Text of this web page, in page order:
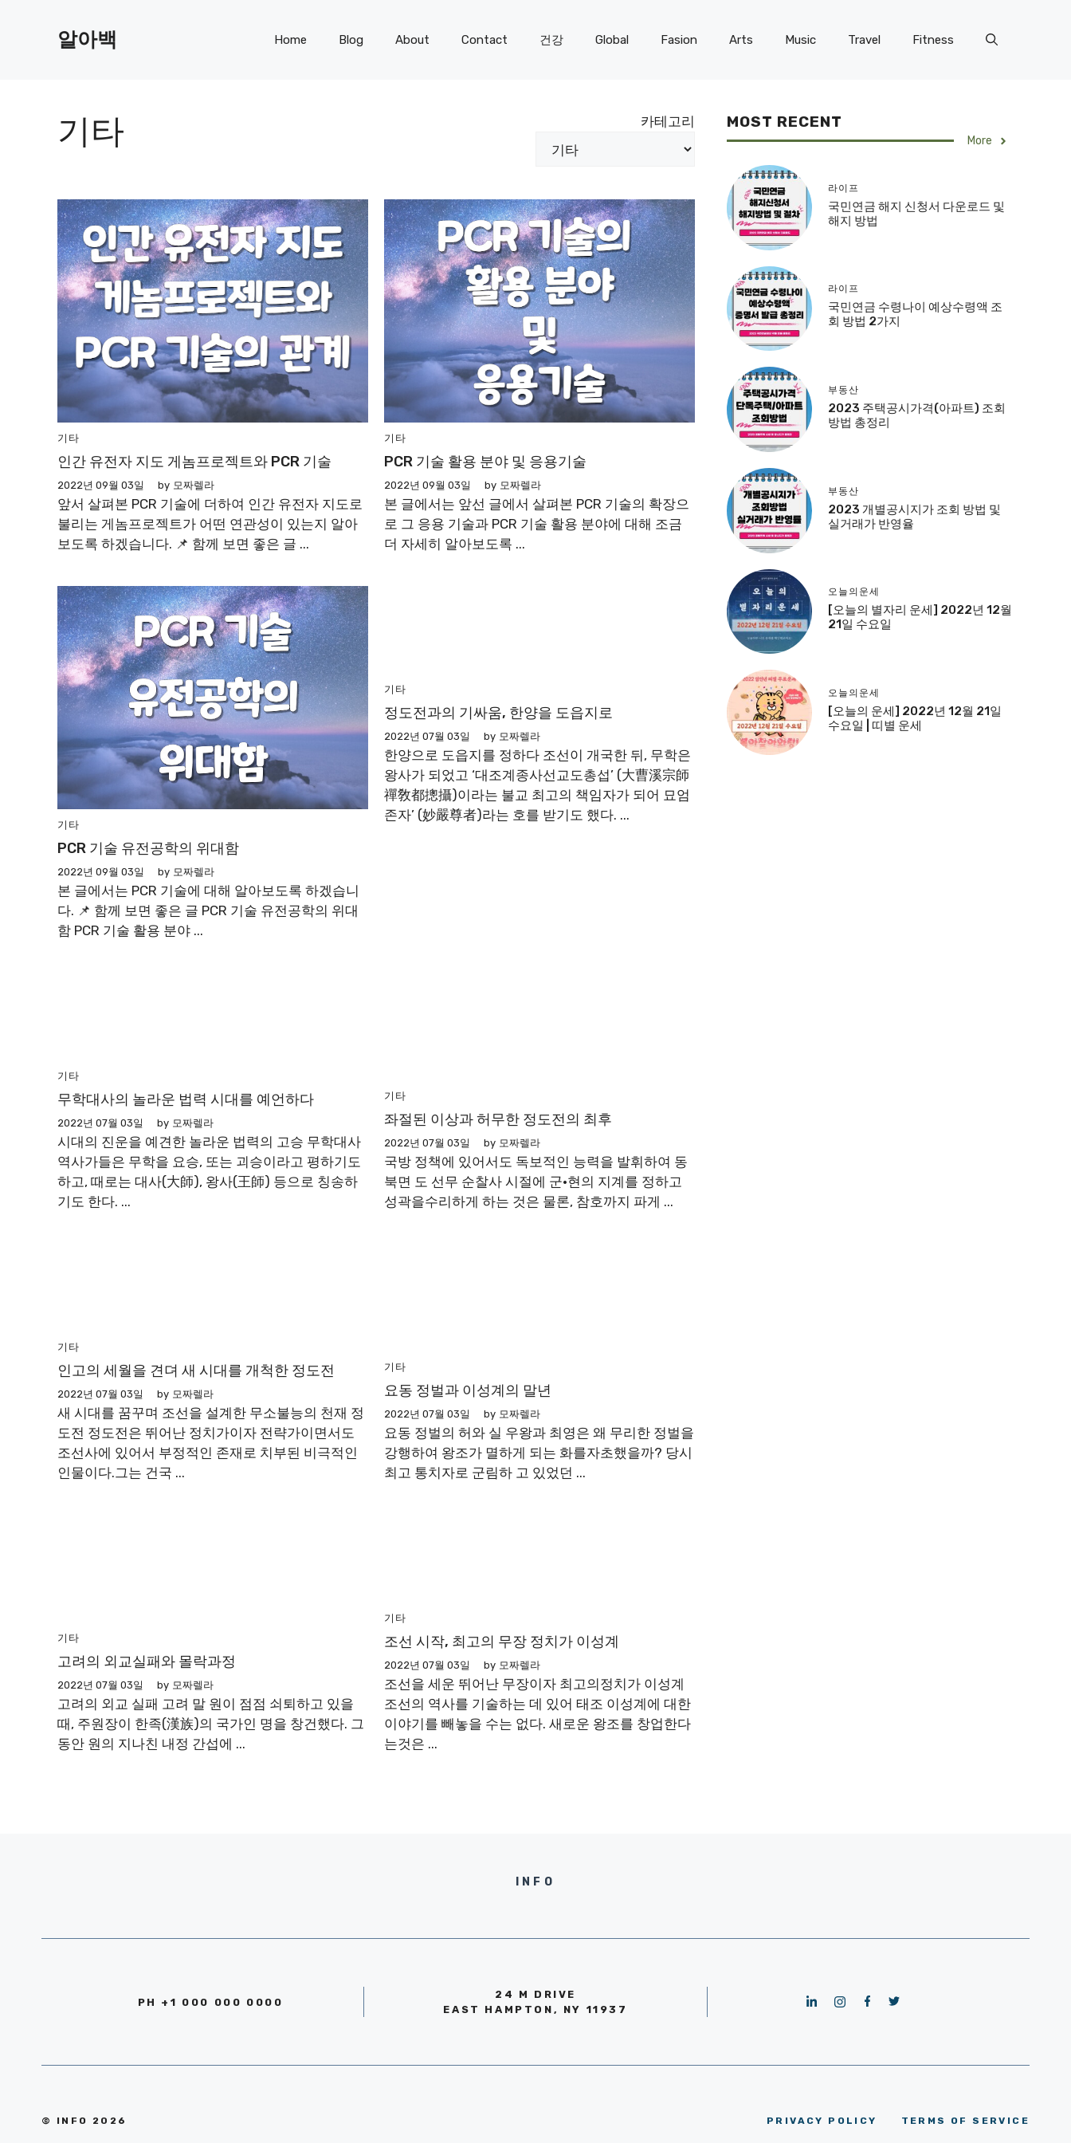
알아백 Home Blog About Contact 건강 Global Fasion Arts Music Travel Fitness
기타 카테고리
기타
인간 유전자 지도 게놈프로젝트와 PCR 기술
2022년 09월 03일 by 모짜렐라
앞서 살펴본 PCR 기술에 더하여 인간 유전자 지도로
불리는 게놈프로젝트가 어떤 연관성이 있는지 알아
보도록 하겠습니다. 📌 함께 보면 좋은 글 ...
기타
PCR 기술 활용 분야 및 응용기술
2022년 09월 03일 by 모짜렐라
본 글에서는 앞선 글에서 살펴본 PCR 기술의 확장으
로 그 응용 기술과 PCR 기술 활용 분야에 대해 조금
더 자세히 알아보도록 ...
기타
PCR 기술 유전공학의 위대함
2022년 09월 03일 by 모짜렐라
본 글에서는 PCR 기술에 대해 알아보도록 하겠습니
다. 📌 함께 보면 좋은 글 PCR 기술 유전공학의 위대
함 PCR 기술 활용 분야 ...
기타
정도전과의 기싸움, 한양을 도읍지로
2022년 07월 03일 by 모짜렐라
한양으로 도읍지를 정하다 조선이 개국한 뒤, 무학은
왕사가 되었고 ‘대조계종사선교도총섭’ (大曹溪宗師
禪敎都摠攝)이라는 불교 최고의 책임자가 되어 묘엄
존자’ (妙嚴尊者)라는 호를 받기도 했다. ...
기타
무학대사의 놀라운 법력 시대를 예언하다
2022년 07월 03일 by 모짜렐라
시대의 진운을 예견한 놀라운 법력의 고승 무학대사
역사가들은 무학을 요승, 또는 괴승이라고 평하기도
하고, 때로는 대사(大師), 왕사(王師) 등으로 칭송하
기도 한다. ...
기타
좌절된 이상과 허무한 정도전의 최후
2022년 07월 03일 by 모짜렐라
국방 정책에 있어서도 독보적인 능력을 발휘하여 동
북면 도 선무 순찰사 시절에 군·현의 지계를 정하고
성곽을수리하게 하는 것은 물론, 참호까지 파게 ...
기타
인고의 세월을 견뎌 새 시대를 개척한 정도전
2022년 07월 03일 by 모짜렐라
새 시대를 꿈꾸며 조선을 설계한 무소불능의 천재 정
도전 정도전은 뛰어난 정치가이자 전략가이면서도
조선사에 있어서 부정적인 존재로 치부된 비극적인
인물이다.그는 건국 ...
기타
요동 정벌과 이성계의 말년
2022년 07월 03일 by 모짜렐라
요동 정벌의 허와 실 우왕과 최영은 왜 무리한 정벌을
강행하여 왕조가 멸하게 되는 화를자초했을까? 당시
최고 통치자로 군림하 고 있었던 ...
기타
고려의 외교실패와 몰락과정
2022년 07월 03일 by 모짜렐라
고려의 외교 실패 고려 말 원이 점점 쇠퇴하고 있을
때, 주원장이 한족(漢族)의 국가인 명을 창건했다. 그
동안 원의 지나친 내정 간섭에 ...
기타
조선 시작, 최고의 무장 정치가 이성계
2022년 07월 03일 by 모짜렐라
조선을 세운 뛰어난 무장이자 최고의정치가 이성계
조선의 역사를 기술하는 데 있어 태조 이성계에 대한
이야기를 빼놓을 수는 없다. 새로운 왕조를 창업한다
는것은 ...
MOST RECENT
More
라이프
국민연금 해지 신청서 다운로드 및
해지 방법
라이프
국민연금 수령나이 예상수령액 조
회 방법 2가지
부동산
2023 주택공시가격(아파트) 조회
방법 총정리
부동산
2023 개별공시지가 조회 방법 및
실거래가 반영율
오늘의운세
[오늘의 별자리 운세] 2022년 12월
21일 수요일
오늘의운세
[오늘의 운세] 2022년 12월 21일
수요일 | 띠별 운세
INFO
PH +1 000 000 0000
24 M DRIVE
EAST HAMPTON, NY 11937
© INFO 2026 PRIVACY POLICY TERMS OF SERVICE